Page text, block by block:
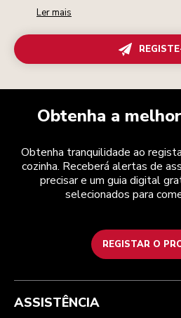
Ler mais
Obtenha a
Obtenha tranquilidade ao
cozinha. Receberá alertas de
precisar e um guia digital
selecionados para
REGISTAR O
Health Check
Atendimento ao cliente
Acompanhar a sua encomenda
Garantia e documentos
Termos e condições
Envio e entrega
Devoluções e reembolsos
Marca
A marca
A nossa história
ASSISTÊNCIA